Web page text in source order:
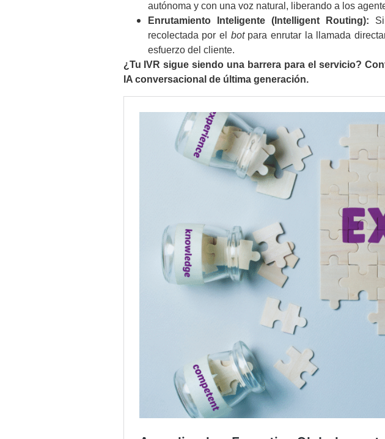
autónoma y con una voz natural, liberando a los
Enrutamiento Inteligente (Intelligent Routing):
recolectada por el botpara enrutar la llamada
esfuerzo del cliente.
¿Tu IVR sigue siendo una barrera para el servicio?
IA conversacional de última generación.